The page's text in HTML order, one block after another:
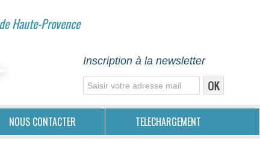
Haute-Provence
Inscription à la newsletter
NOUS CONTACTER TELECHARGEMENT